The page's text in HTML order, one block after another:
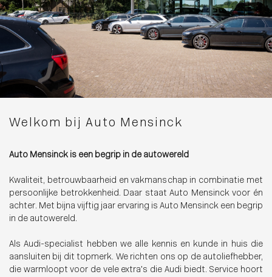
Welkom bij Auto Mensinck
Auto Mensinck is een begrip in de autowereld
Kwaliteit, betrouwbaarheid en vakmanschap in combinatie met
persoonlijke betrokkenheid. Daar staat Auto Mensinck voor én
achter. Met bijna vijftig jaar ervaring is Auto Mensinck een begrip
in de autowereld.
Als Audi-specialist hebben we alle kennis en kunde in huis die
aansluiten bij dit topmerk. We richten ons op de autoliefhebber,
die warmloopt voor de vele extra’s die Audi biedt. Service hoort